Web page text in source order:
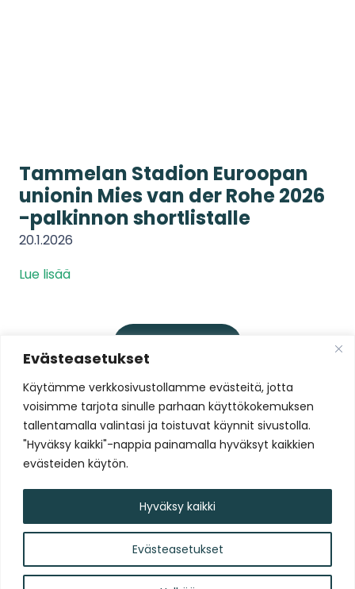
Evästeasetukset
Käytämme verkkosivustollamme evästeitä, jotta
voisimme tarjota sinulle parhaan käyttökokemuksen
tallentamalla valintasi ja toistuvat käynnit sivustolla.
"Hyväksy kaikki"-nappia painamalla hyväksyt kaikkien
evästeiden käytön.
Evästeasetukset
Hyväksy kaikki
Tammelan Stadion Euroopan
unionin Mies van der Rohe 2026
-palkinnon shortlistalle
20.1.2026
Lue lisää
Liity Tammelan Stadionin
uutiskirjelistalle
Tammelan Stadion